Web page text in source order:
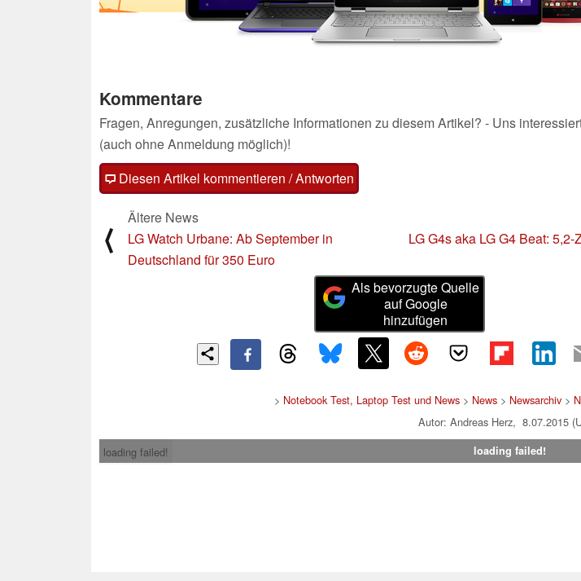
Kommentare
Fragen, Anregungen, zusätzliche Informationen zu diesem Artikel? - Uns
(auch ohne Anmeldung möglich)!
Diesen Artikel kommentieren / Antworten
⟨
Ältere News
LG Watch Urbane: Ab September in
Deutschland für 350 Euro
LG G4s aka LG G4 Beat:
Als bevorzugte Quelle
auf Google
hinzufügen
> Notebook Test, Laptop Test und News > News > Newsarchiv >
Autor: Andreas Herz, 8.07.2015
loading failed!
loading failed!